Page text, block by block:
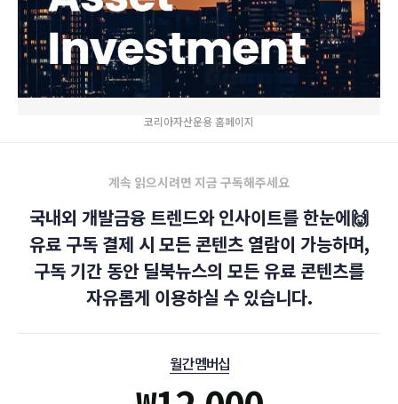
코리아자산운용 홈페이지
계속 읽으시려면 지금 구독해주세요
국내외 개발금융 트렌드와 인사이트를 한눈에🙌
유료 구독 결제 시 모든 콘텐츠 열람이 가능하며,
구독 기간 동안 딜북뉴스의 모든 유료 콘텐츠를
자유롭게 이용하실 수 있습니다.
월간 멤버십